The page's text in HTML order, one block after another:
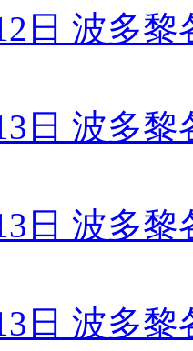
日 波多
日 波多
日 波多
日 波多